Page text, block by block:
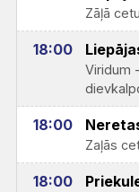
Zāļā
18:00
Viridum
18:00
Zaļās
18:00